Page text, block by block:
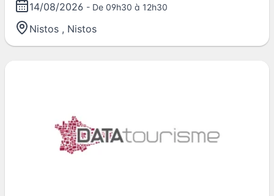
14/08/2026 - De 09h30 à 12h30
Nistos , Nistos